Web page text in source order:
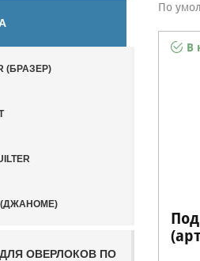
(БРАЗЕР)
(ДЖАНОМЕ)
ОВЕРЛОКОВ ПО
По
В